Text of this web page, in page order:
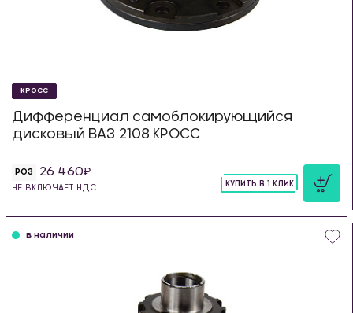
КРОСС
Дифференциал самоблокирующийся
дисковый ВАЗ 2108 КРОСС
РОЗ 26 460
НЕ ВКЛЮЧАЕТ НДС
КУПИТЬ В 1 КЛИК
в наличии